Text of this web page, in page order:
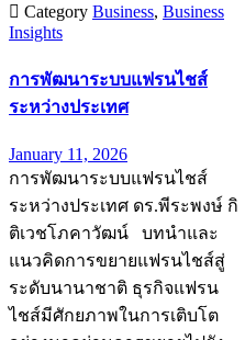
 Category Business, Business
Insights
การพัฒนาระบบแฟรนไชส์
ระหว่างประเทศ
January 11, 2026
การพัฒนาระบบแฟรนไชส์
ระหว่างประเทศ ดร.พีระพงษ์ กิ
ติเวชโภคาวัฒน์ บทนำและ
แนวคิดการขยายแฟรนไชส์สู่
ระดับนานาชาติ ธุรกิจแฟรน
ไชส์มีศักยภาพในการเติบโต